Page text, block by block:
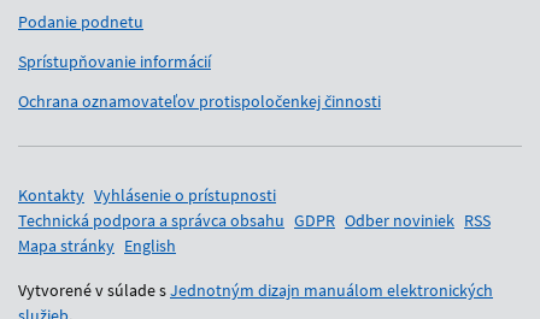
Podanie podnetu
Sprístupňovanie informácií
Ochrana oznamovateľov protispoločenkej činnosti
Pomocné odkazy
Kontakty Vyhlásenie o prístupnosti
Technická podpora a správca obsahu GDPR Odber noviniek RSS
Mapa stránky English
Vytvorené v súlade sJednotným dizajn manuálom elektronických